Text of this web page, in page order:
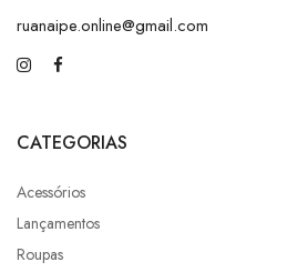
ruanaipe.online@gmail.com
CATEGORIAS
Acessórios
Lançamentos
Roupas